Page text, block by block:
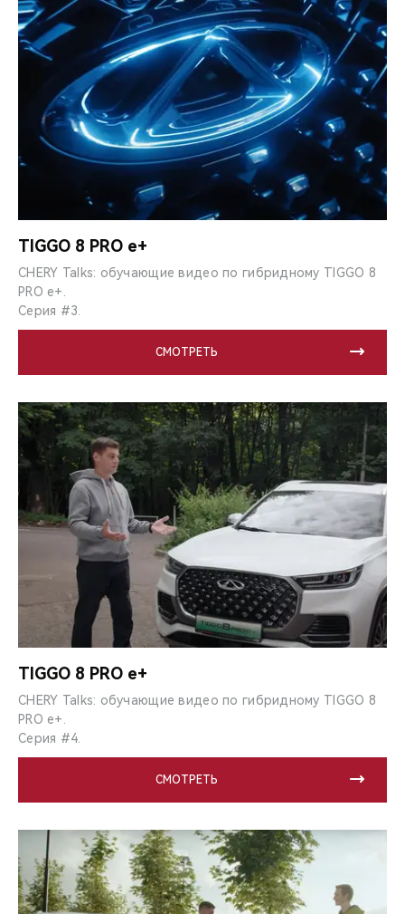
TIGGO 8 PRO e+
CHERY Talks: обучающие видео по гибридному TIGGO 8
PRO e+.
Серия #3.
СМОТРЕТЬ
TIGGO 8 PRO e+
CHERY Talks: обучающие видео по гибридному TIGGO 8
PRO e+.
Серия #4.
СМОТРЕТЬ